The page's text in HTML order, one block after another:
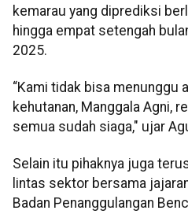
kemarau yang diprediksi
hingga empat setengah
2025.
“Kami tidak bisa menunggu
kehutanan, Manggala Agni,
semua sudah siaga," ujar
Selain itu pihaknya juga
lintas sektor bersama
Badan Penanggulangan